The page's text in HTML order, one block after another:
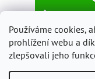
Používáme cookies,
prohlížení webu a
zlepšovali jeho